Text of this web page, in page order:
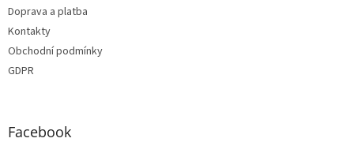
Doprava a platba
Kontakty
Obchodní podmínky
GDPR
Facebook